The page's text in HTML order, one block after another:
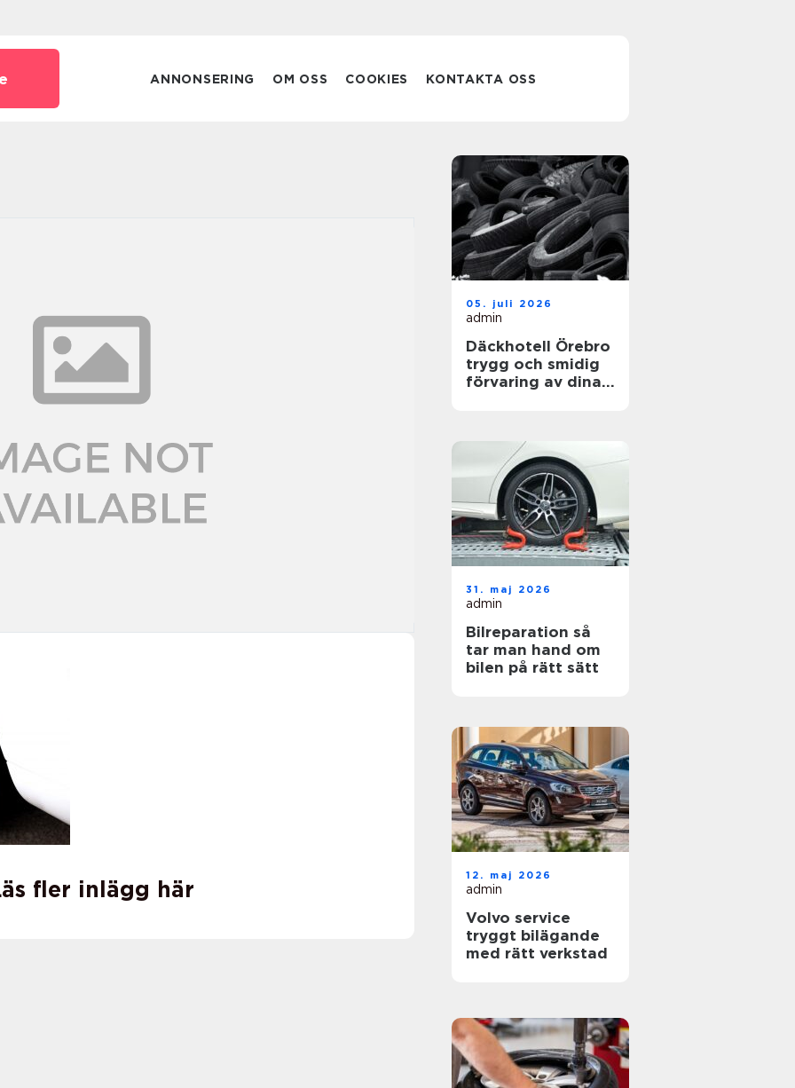
ANNONSERING OM OSS COOKIES KONTAKTA OSS
fler inlägg här
05. juli 2026
admin
Däckhotell Örebro
trygg och smidig
förvaring av dina
31. maj 2026
admin
Bilreparation så
tar man hand om
bilen på rätt sätt
12. maj 2026
admin
Volvo service
tryggt bilägande
med rätt verkstad